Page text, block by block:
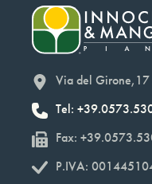
Via del
Tel:
Fax:
P.IVA: